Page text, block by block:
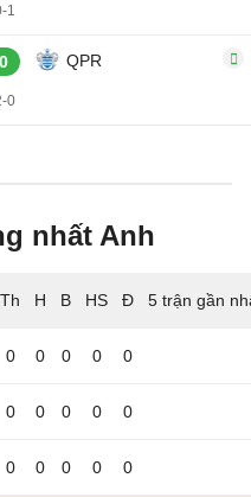
1
QPR
0
nhất Anh
5 trận gần
0 0 0 0 0
0 0 0 0 0
0 0 0 0 0